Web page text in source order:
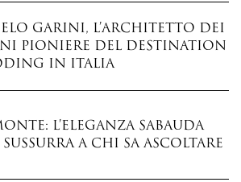
Garini, l’architetto dei
pioniere del destination
in Italia
l’eleganza sabauda
sussurra a chi sa ascoltare